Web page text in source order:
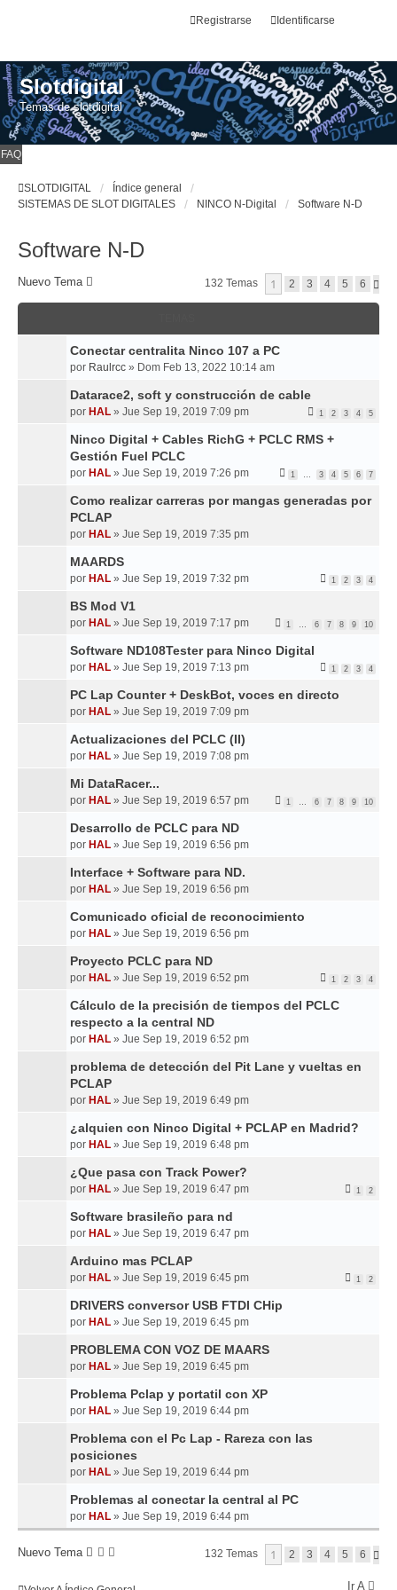
Identificarse
Registrarse
Slotdigital
Temas de slotdigital
FAQ
SLOTDIGITAL
Índice general
SISTEMAS DE SLOT DIGITALES
NINCO N-Digital Software N-D
Software N-D
Nuevo Tema 132 Temas 1 2 3 4 5 6
Conectar centralita Ninco 107 a PC
por Raulrcc » Dom Feb 13, 2022 10:14 am
Datarace2, soft y construcción de cable
por HAL » Jue Sep 19, 2019 7:09 pm 1 2 3 4 5
Ninco Digital + Cables RichG + PCLC RMS +
Gestión Fuel PCLC
por HAL » Jue Sep 19, 2019 7:26 pm 1 … 3 4 5 6 7
Como realizar carreras por mangas generadas por
PCLAP
por HAL » Jue Sep 19, 2019 7:35 pm
MAARDS
por HAL » Jue Sep 19, 2019 7:32 pm 1 2 3 4
BS Mod V1
por HAL » Jue Sep 19, 2019 7:17 pm 1 … 6 7 8 9 10
Software ND108Tester para Ninco Digital
por HAL » Jue Sep 19, 2019 7:13 pm 1 2 3 4
PC Lap Counter + DeskBot, voces en directo
por HAL » Jue Sep 19, 2019 7:09 pm
Actualizaciones del PCLC (II)
por HAL » Jue Sep 19, 2019 7:08 pm
Mi DataRacer...
por HAL » Jue Sep 19, 2019 6:57 pm 1 … 6 7 8 9 10
Desarrollo de PCLC para ND
por HAL » Jue Sep 19, 2019 6:56 pm
Interface + Software para ND.
por HAL » Jue Sep 19, 2019 6:56 pm
Comunicado oficial de reconocimiento
por HAL » Jue Sep 19, 2019 6:56 pm
Proyecto PCLC para ND
por HAL » Jue Sep 19, 2019 6:52 pm 1 2 3 4
Cálculo de la precisión de tiempos del PCLC
respecto a la central ND
por HAL » Jue Sep 19, 2019 6:52 pm
problema de detección del Pit Lane y vueltas en
PCLAP
por HAL » Jue Sep 19, 2019 6:49 pm
¿alquien con Ninco Digital + PCLAP en Madrid?
por HAL » Jue Sep 19, 2019 6:48 pm
¿Que pasa con Track Power?
por HAL » Jue Sep 19, 2019 6:47 pm 1 2
Software brasileño para nd
por HAL » Jue Sep 19, 2019 6:47 pm
Arduino mas PCLAP
por HAL » Jue Sep 19, 2019 6:45 pm 1 2
DRIVERS conversor USB FTDI CHip
por HAL » Jue Sep 19, 2019 6:45 pm
PROBLEMA CON VOZ DE MAARS
por HAL » Jue Sep 19, 2019 6:45 pm
Problema Pclap y portatil con XP
por HAL » Jue Sep 19, 2019 6:44 pm
Problema con el Pc Lap - Rareza con las
posiciones
por HAL » Jue Sep 19, 2019 6:44 pm
Problemas al conectar la central al PC
por HAL » Jue Sep 19, 2019 6:44 pm
Nuevo Tema 132 Temas 1 2 3 4 5 6
Ir A